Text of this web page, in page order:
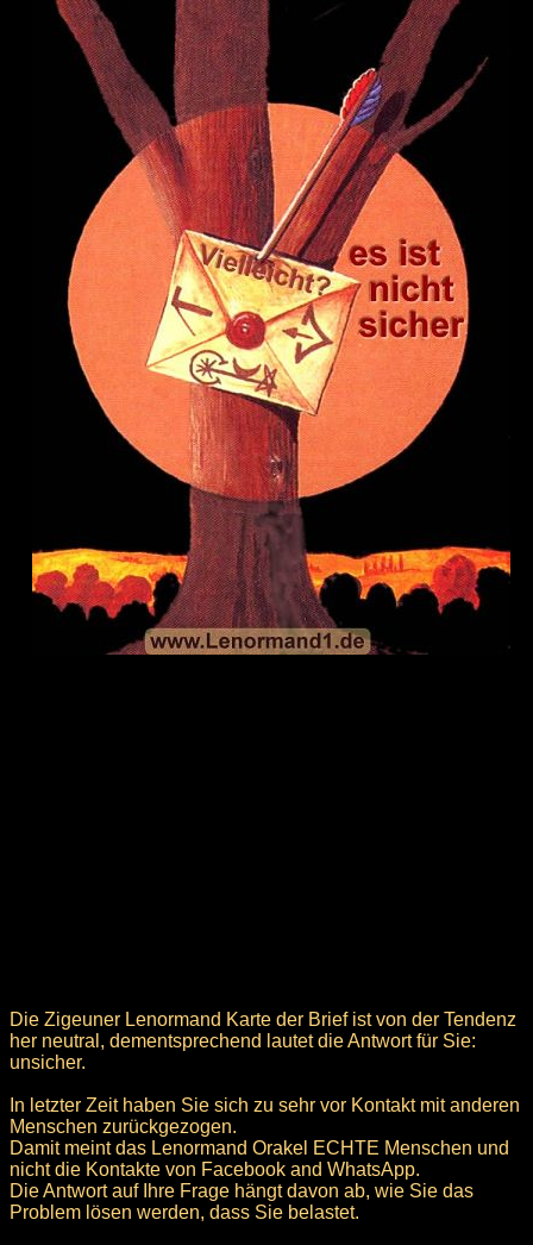
Die Zigeuner Lenormand Karte der Brief ist von der Tendenz
her neutral, dementsprechend lautet die Antwort für Sie:
unsicher.
In letzter Zeit haben Sie sich zu sehr vor Kontakt mit anderen
Menschen zurückgezogen.
Damit meint das Lenormand Orakel ECHTE Menschen und
nicht die Kontakte von Facebook and WhatsApp.
Die Antwort auf Ihre Frage hängt davon ab, wie Sie das
Problem lösen werden, dass Sie belastet.